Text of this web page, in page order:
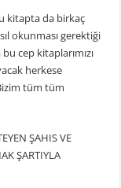
kitapta da birkaç
okunması gerektiği
bu cep kitaplarımızı
herkese
tüm tüm
ŞAHIS VE
ŞARTIYLA